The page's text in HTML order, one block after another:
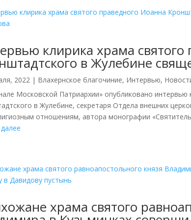
клирика храма
в Жулебине
2022 | Влахернское благочиние, Интервью,
Московской Патриархии» опубликовано интервью
в Жулебине, секретаря Отдела внешних
отношениям, автора монографии
храма святого